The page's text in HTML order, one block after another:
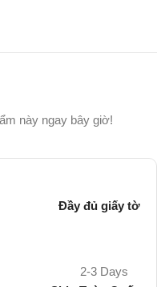
này ngay bây giờ!
Đầy đủ giấy tờ
2-3 Days